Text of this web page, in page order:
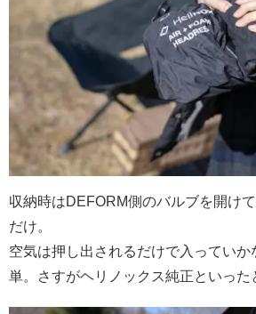
収納時はDEFORM側のバルブを開け
だけ。
空気は押し出されるだけで入っていか
単。さすがヘリノックス純正といった